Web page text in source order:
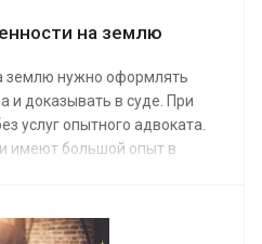
на землю
землю нужно оформлять
и доказывать в суде. При
услуг опытного адвоката.
имеют большой опыт в
руб. Ее заказ поможет